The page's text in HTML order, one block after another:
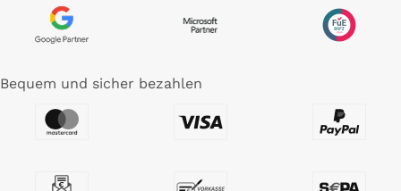
Bequem und sicher bezahlen